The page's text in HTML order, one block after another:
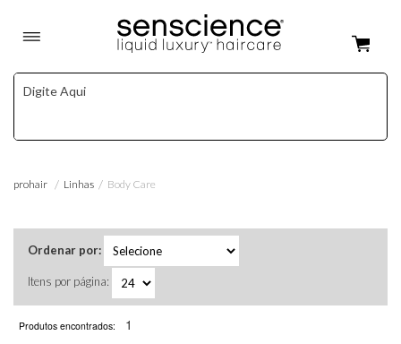
prohair Linhas Body Care
Ordenar por:
Itens por página:
Produtos encontrados: 1